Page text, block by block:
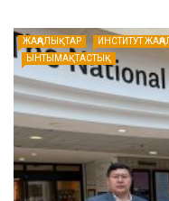
ЖАҢАЛЫҚТАР ИНСТИТУТ
ЫНТЫМАҚТАСТЫҚ